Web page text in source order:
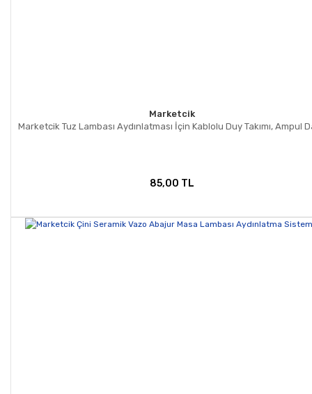
Marketcik
Marketcik Tuz Lambası Aydınlatması İçin Kablolu Duy Takımı, Ampul
85,00 TL